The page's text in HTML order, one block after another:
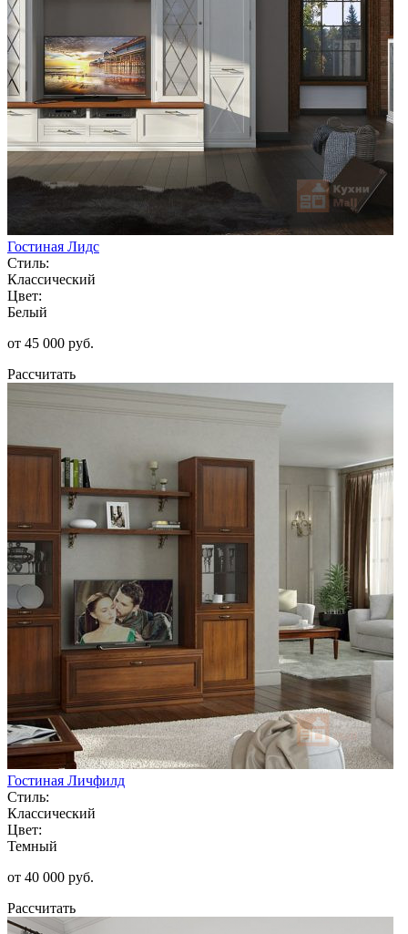
Гостиная Лидс
Стиль:
Классический
Цвет:
Белый
от 45 000 руб.
Рассчитать
Гостиная Личфилд
Стиль:
Классический
Цвет:
Темный
от 40 000 руб.
Рассчитать